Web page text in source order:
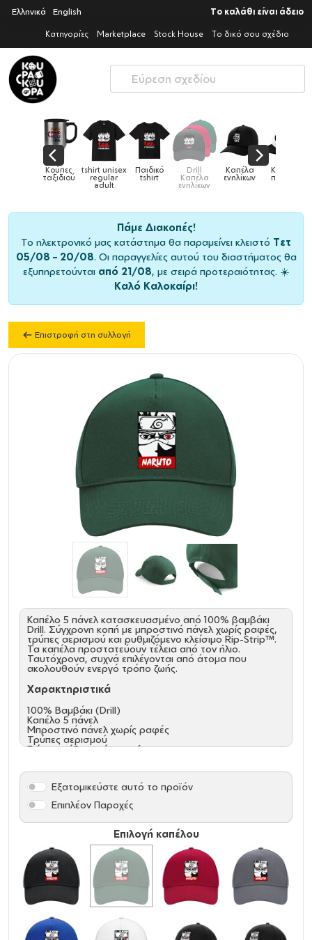
Ελληνικά English Το καλάθι είναι άδειο
Κατηγορίες Marketplace Stock House Το δικό σου σχέδιο
Drill
Καπέλα
Καπέλα
ενηλίκων
Καπέλα
παιδικά Κούπες Κούπες
ειδικές
Πάμε Διακοπές!
Το ηλεκτρονικό μας κατάστημα θα παραμείνει κλειστό Τετ
05/08 – 20/08. Οι παραγγελίες αυτού του διαστήματος θα
εξυπηρετούνται από 21/08, με σειρά προτεραιότητας. ☀️
Καλό Καλοκαίρι!
Επιστροφή στη συλλογή
Καπέλο 5 πάνελ κατασκευασμένο από 100% βαμβάκι
Drill. Σύγχρονη κοπή με μπροστινό πάνελ χωρίς ραφές,
τρύπες αερισμού και ρυθμιζόμενο κλείσιμο Rip-Strip™.
Τα καπέλα προστατεύουν τέλεια από τον ήλιο.
Ταυτόχρονα, συχνά επιλέγονται από άτομα που
ακολουθούν ενεργό τρόπο ζωής.
Χαρακτηριστικά
100% Βαμβάκι (Drill)
Καπέλο 5 πάνελ
Μπροστινό πάνελ χωρίς ραφές
Τρύπες αερισμού
Γείσο με έξι σειρές ραφής
Επιλογή καπέλου
Εξατομικεύστε αυτό το προϊόν
Επιπλέον Παροχές